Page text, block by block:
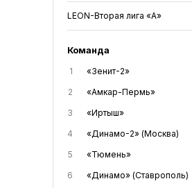
LEON-Вторая лига «А»
Команда
1 «Зенит-2»
2
«Амкар-Пермь»
3
«Иртыш»
4
«Динамо-2» (Москва)
5
«Тюмень»
6
«Динамо» (Ставрополь)